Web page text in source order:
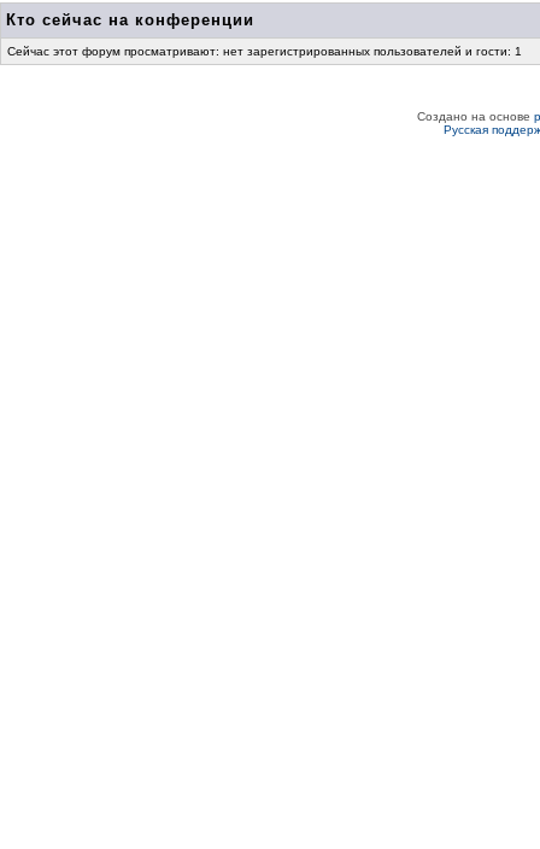
Кто сейчас на конференции
Сейчас этот форум просматривают: нет зарегистрированных пользователей и гости: 1
Создано на основе
Русская